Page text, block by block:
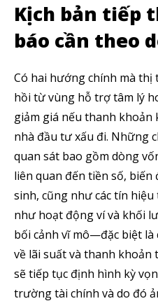
Theo dõi CIG
Chúng tôi mang lại trải nghiệm
nhìn thị trường trực quan và
Kịch bản tiếp
báo cần theo
Có hai hướng chính mà
hồi từ vùng hỗ trợ tâm lý
giảm giá nếu thanh khoản
nhà đầu tư xấu đi. Những
quan sát bao gồm dòng
liên quan đến tiền số,
sinh, cũng như các tín
như hoạt động ví và khối
bối cảnh vĩ mô—đặc biệt là
về lãi suất và thanh
sẽ tiếp tục định hình kỳ
trường tài chính và do đó